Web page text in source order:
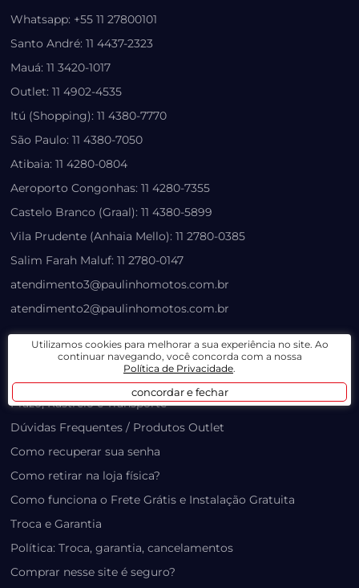
Whatsapp: +55 11 27800101
Santo André: 11 4437-2323
Mauá: 11 3420-1017
Outlet: 11 4902-4535
Itú (Shopping): 11 4380-7770
São Paulo: 11 4380-7050
Atibaia: 11 4280-0804
Aeroporto Congonhas: 11 4280-7355
Castelo Branco (Graal): 11 4380-5899
Vila Prudente (Anhaia Mello): 11 2780-0385
Salim Farah Maluf: 11 2780-0147
atendimento3@paulinhomotos.com.br
atendimento2@paulinhomotos.com.br
LOJA VIRTUAL
Lista de Desejos
Prazo, Rastreio e Transporte
Dúvidas Frequentes / Produtos Outlet
Como recuperar sua senha
Como retirar na loja física?
Como funciona o Frete Grátis e Instalação Gratuita
Troca e Garantia
Política: Troca, garantia, cancelamentos
Comprar nesse site é seguro?
Utilizamos cookies para melhorar a sua experiência no site. Ao
continuar navegando, você concorda com a nossa
Política de Privacidade.
concordar e fechar